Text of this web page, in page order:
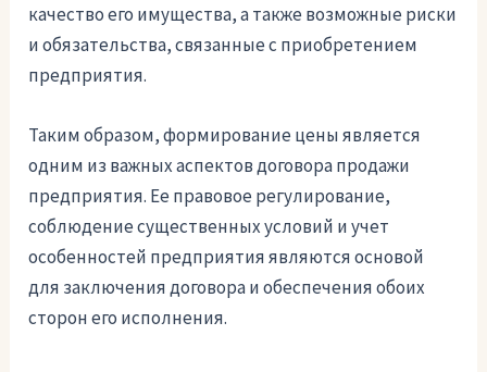
качество его имущества, а также возможные риски
и обязательства, связанные с приобретением
предприятия.
Таким образом, формирование цены является
одним из важных аспектов договора продажи
предприятия. Ее правовое регулирование,
соблюдение существенных условий и учет
особенностей предприятия являются основой
для заключения договора и обеспечения обоих
сторон его исполнения.